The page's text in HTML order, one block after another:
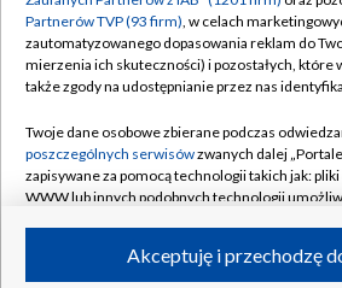
Biuro Reklamy
Oferta
Emisja w TVP
Rada
Ogłoszenia
Akademia
Moje zgody
Biuro reklamy
Kanały
©2026 Telewizja Polska Spółka
Partnerów TVP (93 firm), w celach
zautomatyzowanego dopasowania reklam do
mierzenia ich skuteczności) i pozostałych, które
także zgody na udostępnianie przez nas
Twoje dane osobowe zbierane podczas
poszczególnych serwisówzwanych dalej
zapisywane za pomocą technologii takich jak:
WWW lub innych podobnych technologii
ruchu w Internecie.Akceptuję i przechodzę